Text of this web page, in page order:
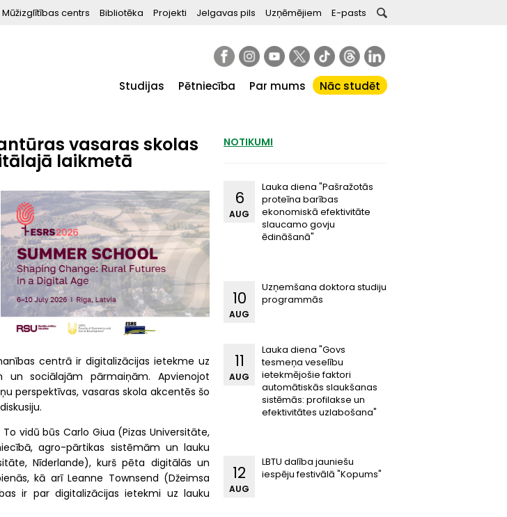
Mūžizglītības centrs Bibliotēka Projekti Jelgavas pils Uzņēmējiem E-pasts
Studijas Pētniecība Par mums Nāc studēt
vasaras skolas
laikmetā
centrā ir digitalizācijas ietekme uz
un sociālajām pārmaiņām. Apvienojot
perspektīvas, vasaras skola akcentēs šo
vidū būs Carlo Giua (Pizas Universitāte,
agro-pārtikas sistēmām un lauku
Nīderlande), kurš pēta digitālās un
kā arī Leanne Townsend (Džeimsa
ir par digitalizācijas ietekmi uz lauku
NOTIKUMI
Lauka diena "Pašražotās
proteīna barības
ekonomiskā efektivitāte
slaucamo govju
ēdināšanā"
6
AUG
Uzņemšana doktora studiju
programmās
10
AUG
Lauka diena "Govs
tesmeņa veselību
ietekmējošie faktori
automātiskās slaukšanas
sistēmās: profilakse un
efektivitātes uzlabošana"
11
AUG
LBTU dalība jauniešu
iespēju festivālā "Kopums"
12
AUG